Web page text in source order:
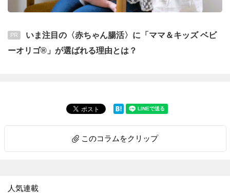
PR
いま注目の〈赤ちゃん腸活〉に「ママ＆キッズ ベビ
ーオリゴ®」が選ばれる理由とは？
このコラムをクリップ
人気連載